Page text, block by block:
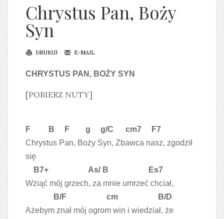
Chrystus Pan, Boży
Syn
DRUKUJ E-MAIL
CHRYSTUS PAN, BOŻY SYN
[POBIERZ NUTY]
F B F g g/C cm7 F7
Chrystus Pan, Boży Syn, Zbawca nasz, zgodził
się
B7+ As/ B Es7
Wziąć mój grzech, za mnie umrzeć chciał,
B/F cm B/D
Ażebym znał mój ogrom win i wiedział, że